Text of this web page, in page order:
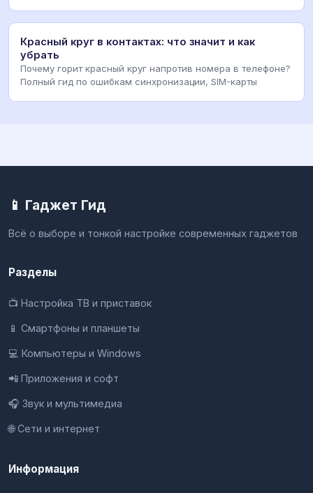
Красный круг в контактах: что значит и как
убрать
Почему горит красный круг напротив номера в телефоне?
Полный гид по ошибкам синхронизации, SIM-карты
📱 Гаджет Гид
Всё о выборе и тонкой настройке современных гаджетов
Разделы
📺 Настройка ТВ и приставок
📱 Смартфоны и планшеты
💻 Компьютеры и Windows
📲 Приложения и софт
🎧 Звук и мультимедиа
🌐 Сети и интернет
Информация